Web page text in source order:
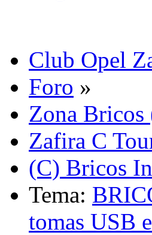
Club Opel
Foro »
Zona
Zafira C
(C) Bricos
Tema:
tomas USB